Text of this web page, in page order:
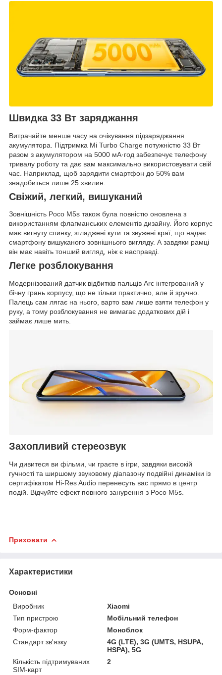
Швидка 33 Вт заряджання
Витрачайте менше часу на очікування підзаряджання
акумулятора. Підтримка Mi Turbo Charge потужністю 33 Вт
разом з акумулятором на 5000 мА·год забезпечує телефону
тривалу роботу та дає вам максимально використовувати свій
час. Наприклад, щоб зарядити смартфон до 50% вам
знадобиться лише 25 хвилин.
Свіжий, легкий, вишуканий
Зовнішність Poco M5s також була повністю оновлена з
використанням флагманських елементів дизайну. Його корпус
має вигнуту спинку, згладжені кути та звужені краї, що надає
смартфону вишуканого зовнішнього вигляду. А завдяки рамці
він має навіть тонший вигляд, ніж є насправді.
Легке розблокування
Модернізований датчик відбитків пальців Arc інтегрований у
бічну грань корпусу, що не тільки практично, але й зручно.
Палець сам лягає на нього, варто вам лише взяти телефон у
руку, а тому розблокування не вимагає додаткових дій і
займає лише мить.
Захопливий стереозвук
Чи дивитеся ви фільми, чи граєте в ігри, завдяки високій
гучності та ширшому звуковому діапазону подвійні динаміки із
сертифікатом Hi-Res Audio перенесуть вас прямо в центр
подій. Відчуйте ефект повного занурення з Poco M5s.
Приховати
Характеристики
Основні
Виробник
Xiaomi
Тип пристрою
Мобільний телефон
Форм-фактор
Моноблок
Стандарт зв'язку
4G (LTE), 3G (UMTS, HSUPA,
HSPA), 5G
Кількість підтримуваних
SIM-карт
2